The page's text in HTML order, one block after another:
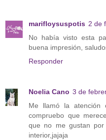
marifloysuspotis 2 de
No había visto esta
buena impresión,
Responder
Noelia Cano 3 de
Me llamó la atención
compruebo que
que no me gustan
interior,jajaja